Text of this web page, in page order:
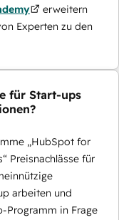
erweitern
Experten zu den
für Start-ups
„HubSpot for
Preisnachlässe für
arbeiten und
Programm in Frage